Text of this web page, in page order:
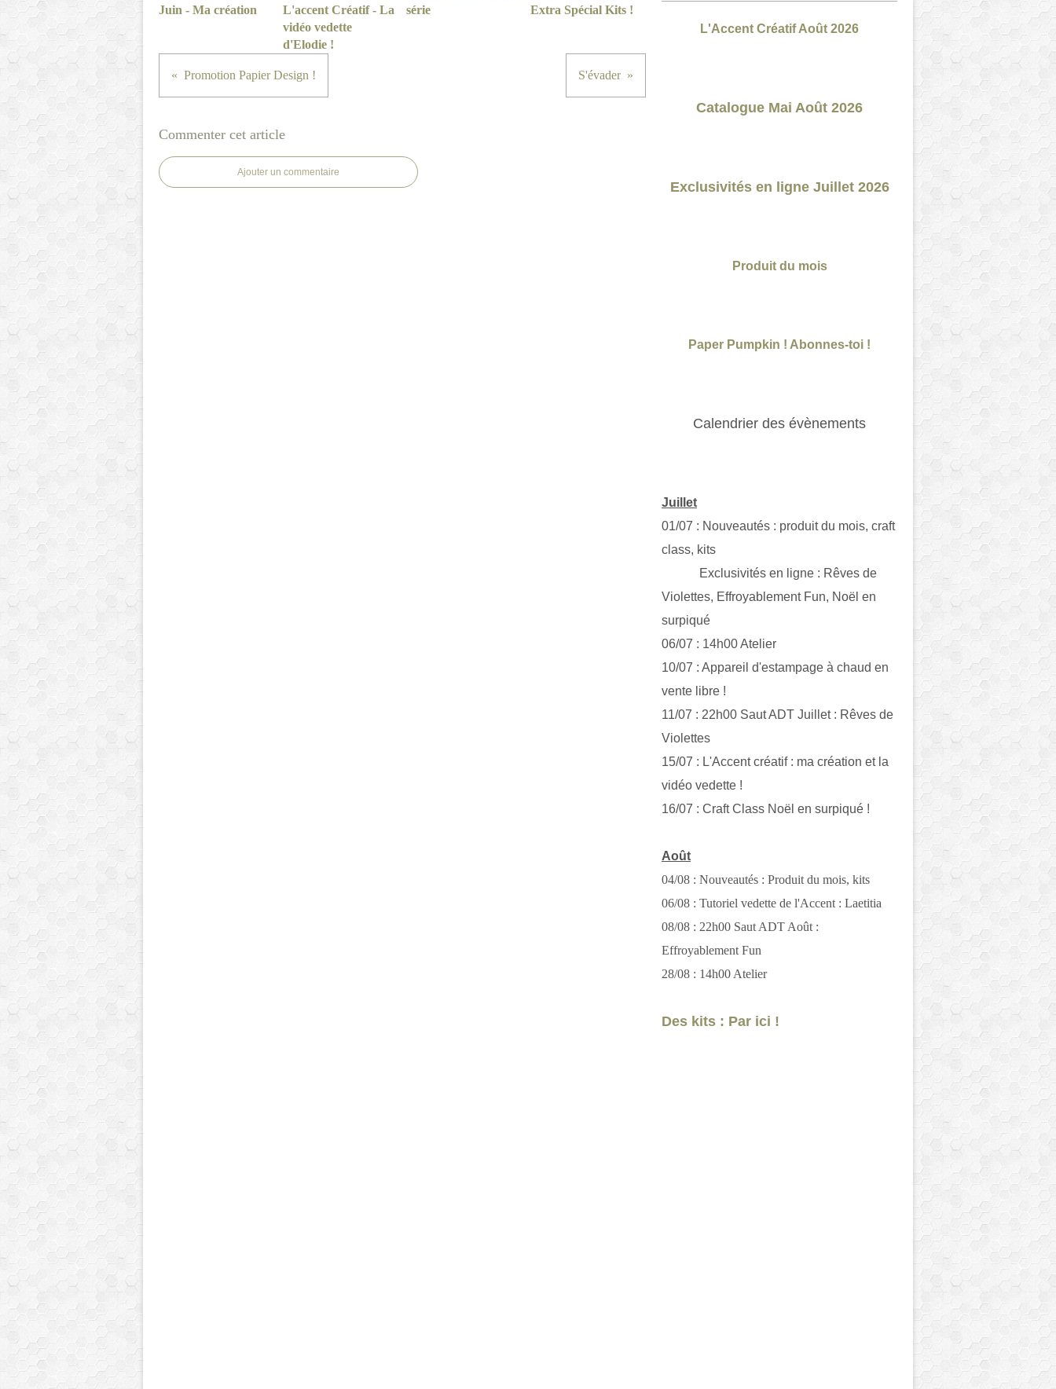
Juin - Ma création
L'accent Créatif - La
vidéo vedette
d'Elodie !
série
Extra Spécial Kits !
Promotion Papier Design ! S'évader
Commenter cet article
Ajouter un commentaire
L'Accent Créatif Août 2026
Catalogue Mai Août 2026
Exclusivités en ligne Juillet 2026
Produit du mois
Paper Pumpkin ! Abonnes-toi !
Calendrier des évènements
Juillet
01/07 : Nouveautés : produit du mois, craft
class, kits
Exclusivités en ligne : Rêves de
Violettes, Effroyablement Fun, Noël en
surpiqué
06/07 : 14h00 Atelier
10/07 : Appareil d'estampage à chaud en
vente libre !
11/07 : 22h00 Saut ADT Juillet : Rêves de
Violettes
15/07 : L'Accent créatif : ma création et la
vidéo vedette !
16/07 : Craft Class Noël en surpiqué !
Août
04/08 : Nouveautés : Produit du mois, kits
06/08 : Tutoriel vedette de l'Accent : Laetitia
08/08 : 22h00 Saut ADT Août :
Effroyablement Fun
28/08 : 14h00 Atelier
Des kits : Par ici !